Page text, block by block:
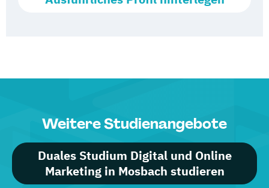
Weitere Studienangebote
Duales Studium Digital und Online
Marketing in Mosbach studieren